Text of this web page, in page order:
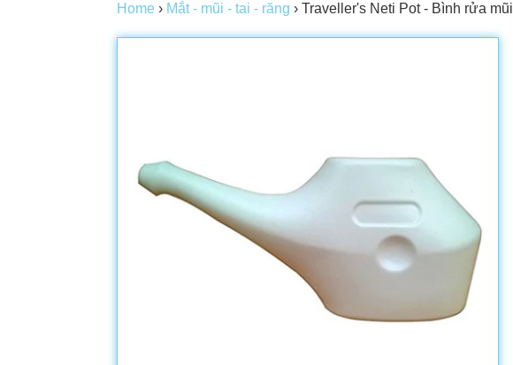
Home › Mắt - mũi - tai - răng › Traveller's Neti Pot - Bình rửa mũi